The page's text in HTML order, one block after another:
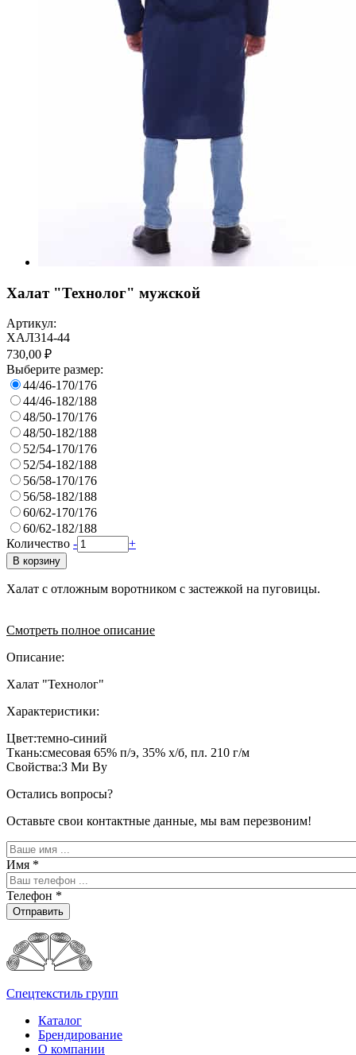
Халат "Технолог" мужской
Артикул:
ХАЛ314-44
730,00 ₽
Выберите размер:
44/46-170/176
44/46-182/188
48/50-170/176
48/50-182/188
52/54-170/176
52/54-182/188
56/58-170/176
56/58-182/188
60/62-170/176
60/62-182/188
Количество - +
В корзину
Халат с отложным воротником с застежкой на пуговицы.
Смотреть полное описание
Описание:
Халат "Технолог"
Характеристики:
Цвет:темно-синий
Ткань:смесовая 65% п/э, 35% х/б, пл. 210 г/м
Свойства:З Ми Ву
Остались вопросы?
Оставьте свои контактные данные, мы вам перезвоним!
Имя *
Телефон *
Отправить
Спецтекстиль групп
Каталог
Брендирование
О компании